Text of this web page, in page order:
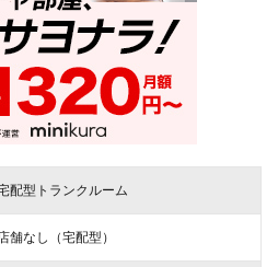
配型トランクルーム
店舗なし（宅配型）